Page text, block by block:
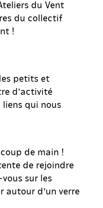
du Vent
du collectif
!
petits et
d’activité
qui nous
de main !
de rejoindre
sur les
autour d’un verre